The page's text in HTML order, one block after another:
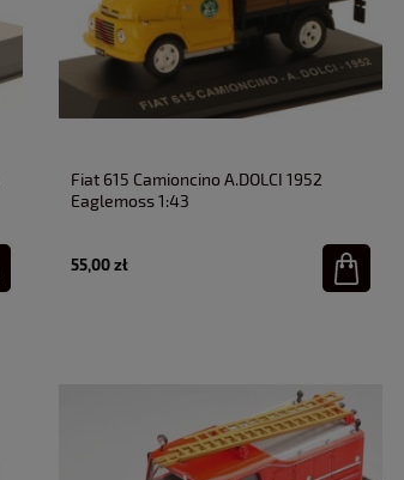
Fiat 615 Camioncino A.DOLCI 1952
Eaglemoss 1:43
55,00 zł